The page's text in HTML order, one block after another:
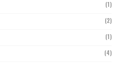
(1)
(2)
(1)
(4)